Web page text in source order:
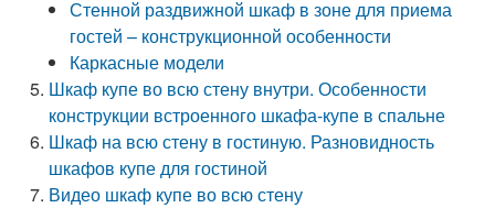
Стенной раздвижной шкаф в зоне для приема
гостей – конструкционной особенности
Каркасные модели
Шкаф купе во всю стену внутри. Особенности
конструкции встроенного шкафа-купе в спальне
Шкаф на всю стену в гостиную. Разновидность
шкафов купе для гостиной
Видео шкаф купе во всю стену